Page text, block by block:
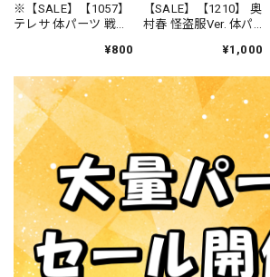
※【SALE】【1057】
テレサ 体パーツ 戦闘
¥800
【SALE】【1210】 奥
村春 怪盗服Ver. 体パ
¥1,000